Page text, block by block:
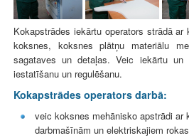
u
l
e
Kokapstrādes iekārtu operators strādā
koksnes, koksnes plātņu materiālu
sagataves un detaļas. Veic iekārtu un
iestatīšanu un regulēšanu.
Kokapstrādes operators darbā:
veic koksnes mehānisko apstrādi ar
darbmašīnām un elektriskajiem